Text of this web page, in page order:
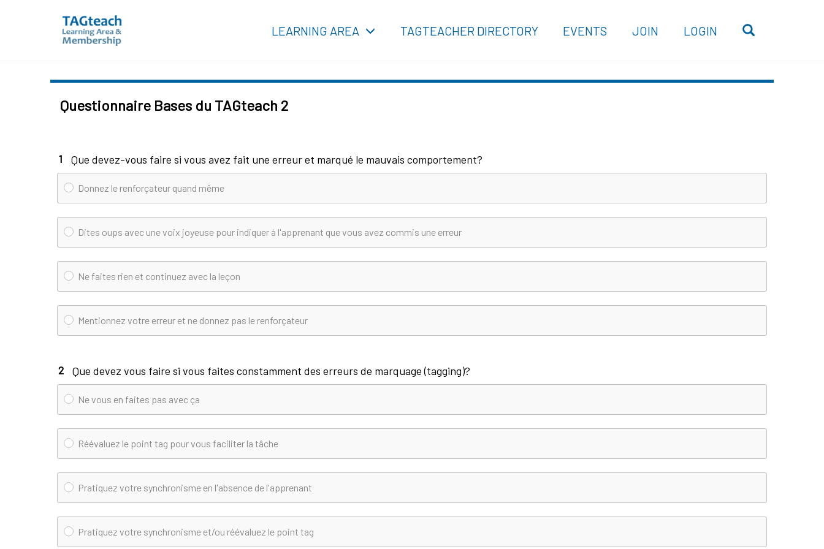
LEARNING AREA TAGTEACHER DIRECTORY EVENTS JOIN LOGIN
Questionnaire Bases du TAGteach 2
1 Que devez-vous faire si vous avez fait une erreur et marqué le mauvais comportement?
Donnez le renforçateur quand même
Dites oups avec une voix joyeuse pour indiquer à l'apprenant que vous avez commis une erreur
Ne faites rien et continuez avec la leçon
Mentionnez votre erreur et ne donnez pas le renforçateur
2 Que devez vous faire si vous faites constamment des erreurs de marquage (tagging)?
Ne vous en faites pas avec ça
Réévaluez le point tag pour vous faciliter la tâche
Pratiquez votre synchronisme en l'absence de l'apprenant
Pratiquez votre synchronisme et/ou réévaluez le point tag